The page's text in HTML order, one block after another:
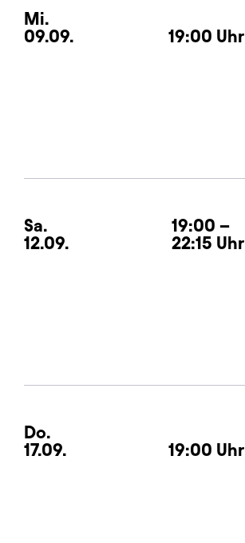
Mi.
09.09.
19:00 Uhr
Sa.
12.09.
19:00 –
22:15 Uhr
Do.
17.09.
19:00 Uhr